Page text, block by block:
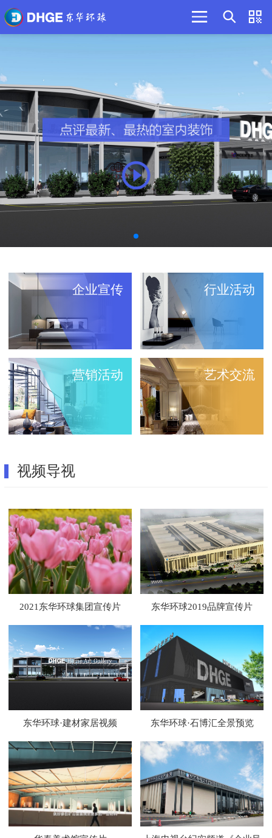
企业宣传 行业活动
营销活动 艺术交流
视频导视
2021东华环球集团宣传片 东华环球2019品牌宣传片
东华环球·建材家居视频 东华环球·石博汇全景预览